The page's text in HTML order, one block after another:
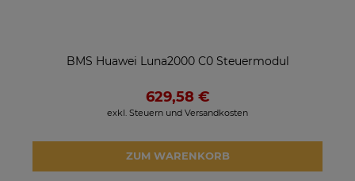
BMS Huawei Luna2000 C0 Steuermodul
629,58 €
exkl. Steuern und Versandkosten
ZUM WARENKORB